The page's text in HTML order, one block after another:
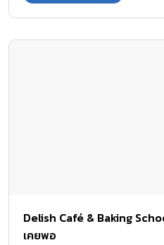
Delish Café & Baking
เคยพอ